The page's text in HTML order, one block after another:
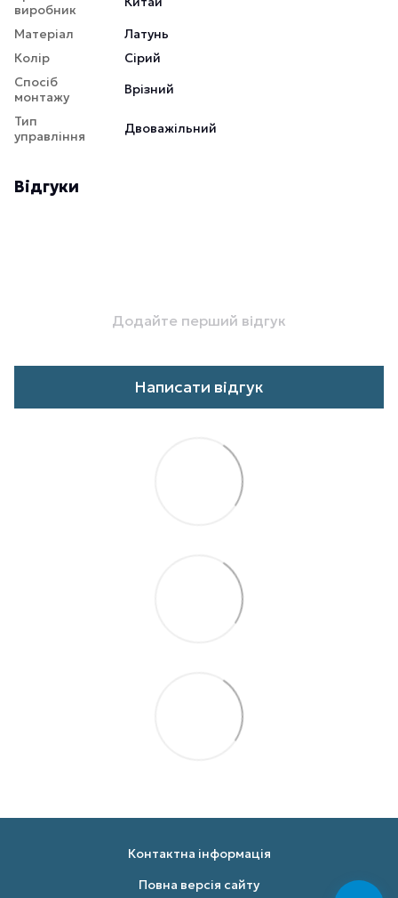
виробник
Матеріал
Латунь
Колір
Сірий
Спосіб
монтажу
Врізний
Тип
управління
Двоважільний
Відгуки
Додайте перший відгук
Написати відгук
Контактна інформація
Повна версія сайту